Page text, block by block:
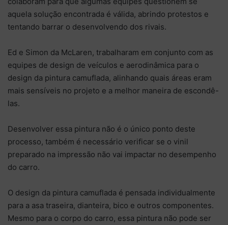
aquela solução encontrada é válida, abrindo protestos e
tentando barrar o desenvolvendo dos rivais.
Ed e Simon da McLaren, trabalharam em conjunto com as
equipes de design de veículos e aerodinâmica para o
design da pintura camuflada, alinhando quais áreas eram
mais sensíveis no projeto e a melhor maneira de escondê-
las.
Desenvolver essa pintura não é o único ponto deste
processo, também é necessário verificar se o vinil
preparado na impressão não vai impactar no desempenho
do carro.
O design da pintura camuflada é pensada individualmente
para a asa traseira, dianteira, bico e outros componentes.
Mesmo para o corpo do carro, essa pintura não pode ser